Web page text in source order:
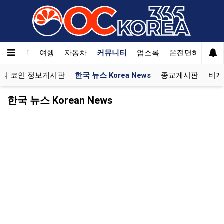
한국SAT 여행 자동차 커뮤니티 업소록 운전면허 문의
코인 정보게시판 한국 뉴스 Korea News 종교게시판 비
한국 뉴스 Korean News